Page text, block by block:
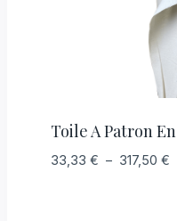
Toile A Patron En
33,33 € – 317,50 €